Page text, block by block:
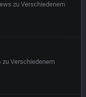
zu Verschiedenem
zu Verschiedenem